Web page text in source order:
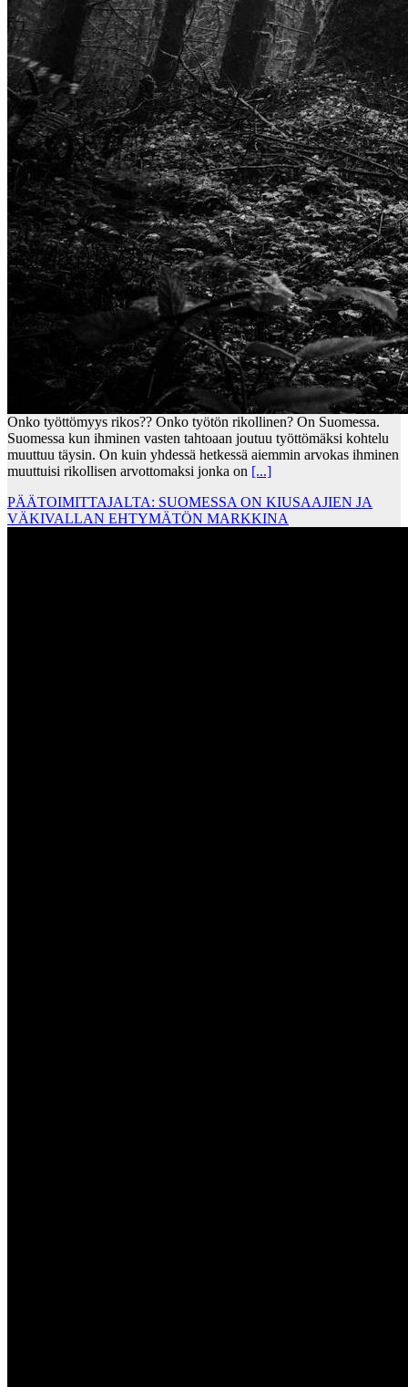
Onko työttömyys rikos?? Onko työtön rikollinen? On Suomessa.
Suomessa kun ihminen vasten tahtoaan joutuu työttömäksi kohtelu
muuttuu täysin. On kuin yhdessä hetkessä aiemmin arvokas ihminen
muuttuisi rikollisen arvottomaksi jonka on [...]
PÄÄTOIMITTAJALTA: SUOMESSA ON KIUSAAJIEN JA
VÄKIVALLAN EHTYMÄTÖN MARKKINA